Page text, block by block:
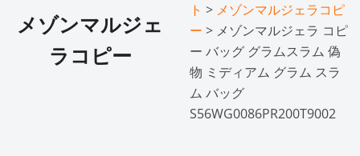
メゾンマルジェ
ラコピー
ト > メゾンマルジェラコピ
ー > メゾンマルジェラ コピ
ー バッグ グラムスラム 偽
物 ミディアム グラム スラ
ム バッグ
S56WG0086PR200T9002